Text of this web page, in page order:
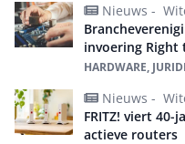
Nieuws -
invoering Right
HARDWARE,
Nieuws -
FRITZ! viert
actieve routers